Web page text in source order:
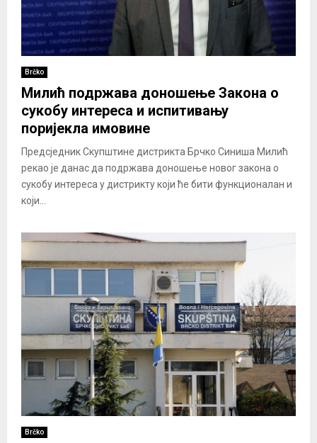
Brčko
Милић подржава доношење Закона о
сукобу интереса и испитивању
поријекла имовине
Предсједник Скупштине дистрикта Брчко Синиша Милић
рекао је данас да подржава доношење новог закона о
сукобу интереса у дистрикту који ће бити функционалан и
који...
Brčko